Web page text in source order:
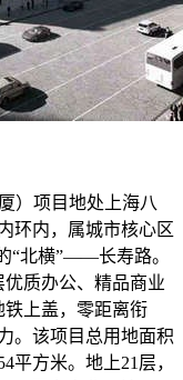
）项目地处上海八
环内，属城市核心区
“北横”——长寿路。
质办公、精品商业
铁上盖，零距离衔
。该项目总用地面积
平方米。地上21层，